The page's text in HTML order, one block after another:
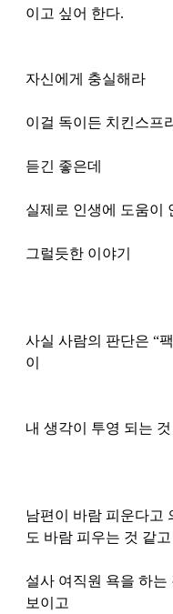
이고 싶어 한다.
자신에게 충실해라
이걸 독이든 치킨스프
듣긴 좋은데
실제로 인생에 도움이
그럴듯한 이야기
사실 사람의 판단은 “
이
내 생각이 투영 되는 것
남편이 바람 피운다고
도 바람 피우는 것 같고
설사 여직원 욕을 하는
보이고